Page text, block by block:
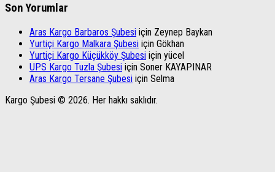
Son Yorumlar
Aras Kargo Barbaros Şubesi için Zeynep Baykan
Yurtiçi Kargo Malkara Şubesi için Gökhan
Yurtiçi Kargo Küçükköy Şubesi için yücel
UPS Kargo Tuzla Şubesi için Soner KAYAPINAR
Aras Kargo Tersane Şubesi için Selma
Kargo Şubesi © 2026. Her hakkı saklıdır.